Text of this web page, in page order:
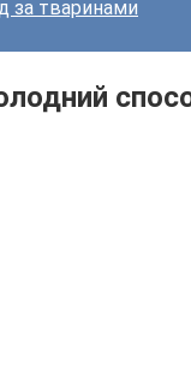
за тваринами